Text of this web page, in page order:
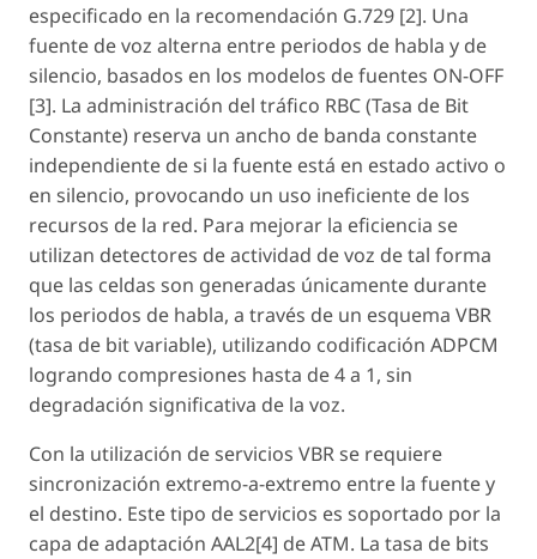
especificado en la recomendación G.729 [2]. Una
fuente de voz alterna entre periodos de habla y de
silencio, basados en los modelos de fuentes ON-OFF
[3]. La administración del tráfico RBC (Tasa de Bit
Constante) reserva un ancho de banda constante
independiente de si la fuente está en estado activo o
en silencio, provocando un uso ineficiente de los
recursos de la red. Para mejorar la eficiencia se
utilizan detectores de actividad de voz de tal forma
que las celdas son generadas únicamente durante
los periodos de habla, a través de un esquema VBR
(tasa de bit variable), utilizando codificación ADPCM
logrando compresiones hasta de 4 a 1, sin
degradación significativa de la voz.
Con la utilización de servicios VBR se requiere
sincronización extremo-a-extremo entre la fuente y
el destino. Este tipo de servicios es soportado por la
capa de adaptación AAL2[4] de ATM. La tasa de bits